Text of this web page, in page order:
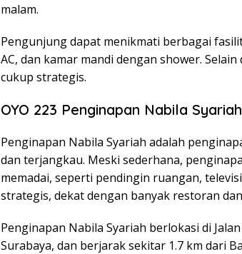
malam.
Pengunjung dapat menikmati berbagai
AC, dan kamar mandi dengan shower.
cukup strategis.
OYO 223 Penginapan Nabila Syariah
Penginapan Nabila Syariah adalah
dan terjangkau. Meski sederhana,
memadai, seperti pendingin ruangan,
strategis, dekat dengan banyak restoran
Penginapan Nabila Syariah berlokasi di
Surabaya, dan berjarak sekitar 1.7 km dari